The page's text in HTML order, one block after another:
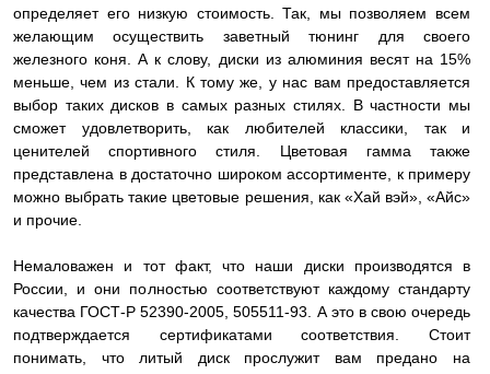
определяет его низкую стоимость. Так, мы позволяем всем
желающим осуществить заветный тюнинг для своего
железного коня. А к слову, диски из алюминия весят на 15%
меньше, чем из стали. К тому же, у нас вам предоставляется
выбор таких дисков в самых разных стилях. В частности мы
сможет удовлетворить, как любителей классики, так и
ценителей спортивного стиля. Цветовая гамма также
представлена в достаточно широком ассортименте, к примеру
можно выбрать такие цветовые решения, как «Хай вэй», «Айс»
и прочие.
Немаловажен и тот факт, что наши диски производятся в
России, и они полностью соответствуют каждому стандарту
качества ГОСТ-Р 52390-2005, 505511-93. А это в свою очередь
подтверждается сертификатами соответствия. Стоит
понимать, что литый диск прослужит вам предано на